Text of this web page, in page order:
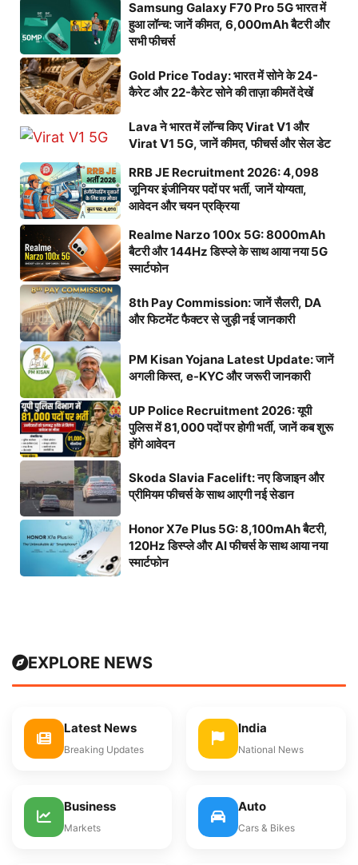
Samsung Galaxy F70 Pro 5G भारत में
हुआ लॉन्च: जानें कीमत, 6,000mAh बैटरी और
सभी फीचर्स
Gold Price Today: भारत में सोने के 24-
कैरेट और 22-कैरेट सोने की ताज़ा कीमतें देखें
Lava ने भारत में लॉन्च किए Virat V1 और
Virat V1 5G, जानें कीमत, फीचर्स और सेल डेट
RRB JE Recruitment 2026: 4,098
जूनियर इंजीनियर पदों पर भर्ती, जानें योग्यता,
आवेदन और चयन प्रक्रिया
Realme Narzo 100x 5G: 8000mAh
बैटरी और 144Hz डिस्प्ले के साथ आया नया 5G
स्मार्टफोन
8th Pay Commission: जानें सैलरी, DA
और फिटमेंट फैक्टर से जुड़ी नई जानकारी
PM Kisan Yojana Latest Update: जानें
अगली किस्त, e-KYC और जरूरी जानकारी
UP Police Recruitment 2026: यूपी
पुलिस में 81,000 पदों पर होगी भर्ती, जानें कब शुरू
होंगे आवेदन
Skoda Slavia Facelift: नए डिजाइन और
प्रीमियम फीचर्स के साथ आएगी नई सेडान
Honor X7e Plus 5G: 8,100mAh बैटरी,
120Hz डिस्प्ले और AI फीचर्स के साथ आया नया
स्मार्टफोन
EXPLORE NEWS
Latest News
Breaking Updates
India
National News
Business
Markets
Auto
Cars & Bikes